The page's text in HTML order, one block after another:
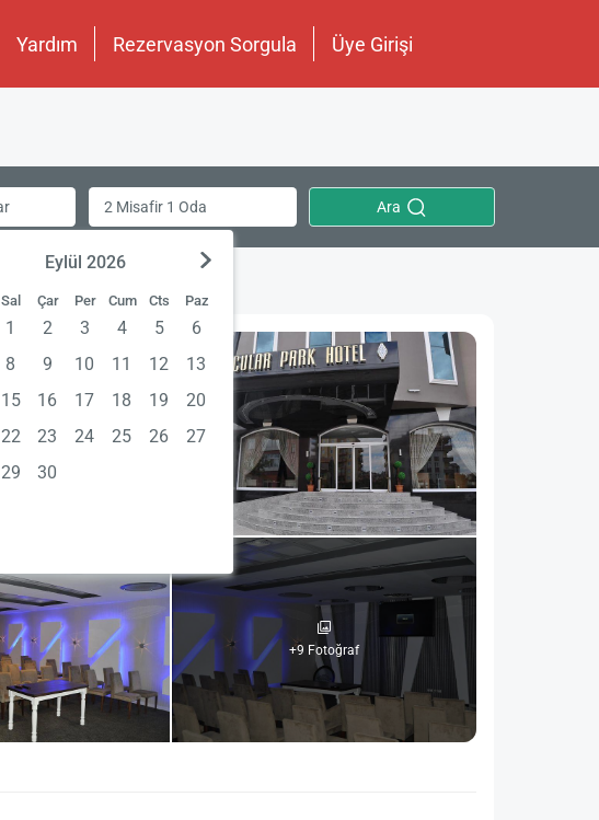
Yardım Rezervasyon Sorgula Üye Girişi
Eylül 2026
Sal Çar Per Cum Cts Paz
1 2 3 4 5
6
8 9 10 11 12
13
15 16 17 18 19
20
22 23 24 25 26
27
29 30
2 Misafir 1 Oda Ara
+9 Fotoğraf